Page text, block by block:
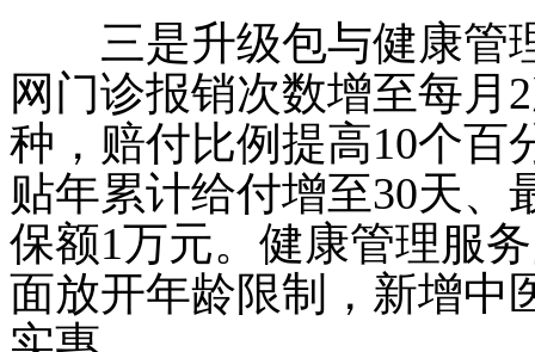
三是升级包与健康管理
网门诊报销次数增至每月
种，赔付比例提高10个百
贴年累计给付增至30天、
保额1万元。健康管理服
面放开年龄限制，新增中